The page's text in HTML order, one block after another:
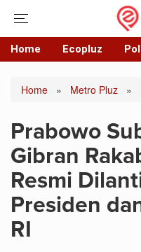
Home Ecopluz
Home » Metro Pluz »
Prabowo
Gibran
Resmi
Presiden
RI